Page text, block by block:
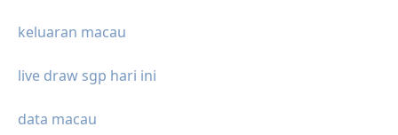
keluaran macau
live draw sgp hari ini
data macau